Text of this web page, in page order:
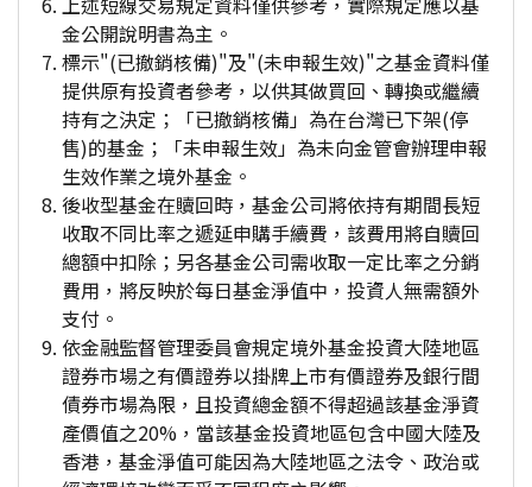
金公開說明書為主。
標示"(已撤銷核備)"及"(未申報生效)"之基金資料僅
提供原有投資者參考，以供其做買回、轉換或繼續
持有之決定；「已撤銷核備」為在台灣已下架(停
售)的基金；「未申報生效」為未向金管會辦理申報
生效作業之境外基金。
後收型基金在贖回時，基金公司將依持有期間長短
收取不同比率之遞延申購手續費，該費用將自贖回
總額中扣除；另各基金公司需收取一定比率之分銷
費用，將反映於每日基金淨值中，投資人無需額外
支付。
依金融監督管理委員會規定境外基金投資大陸地區
證券市場之有價證券以掛牌上市有價證券及銀行間
債券市場為限，且投資總金額不得超過該基金淨資
產價值之20%，當該基金投資地區包含中國大陸及
香港，基金淨值可能因為大陸地區之法令、政治或